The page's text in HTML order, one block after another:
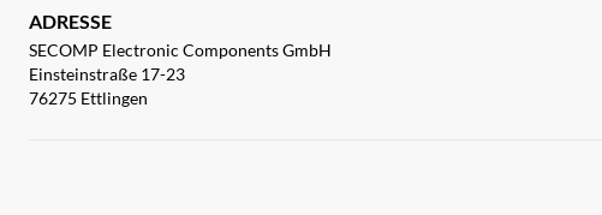
ADRESSE
SECOMP Electronic Components GmbH
Einsteinstraße 17-23
76275 Ettlingen